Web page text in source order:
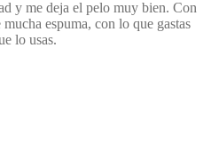
y me deja el pelo muy bien. Con
espuma, con lo que gastas
lo usas.